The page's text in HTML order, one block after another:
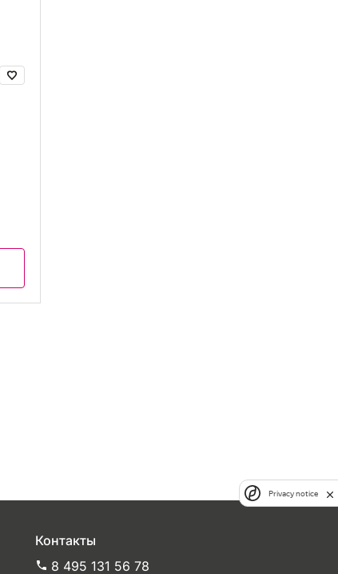
Контакты
8 495 131 56 78
Privacy notice